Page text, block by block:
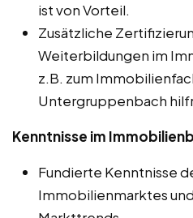
ist von Vorteil.
Zusätzliche
Weiterbildungen im
z.B. zum
Untergruppenbach
Kenntnisse im
Fundierte Kenntnisse
Immobilienmarktes